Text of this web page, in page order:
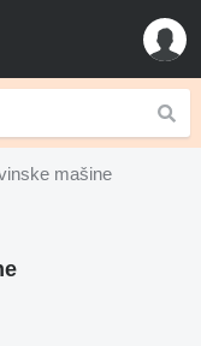
mašine